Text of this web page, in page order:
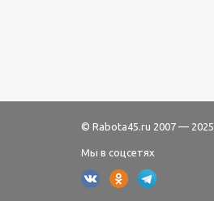
© Rabota45.ru 2007 — 2025
Мы в соцсетях